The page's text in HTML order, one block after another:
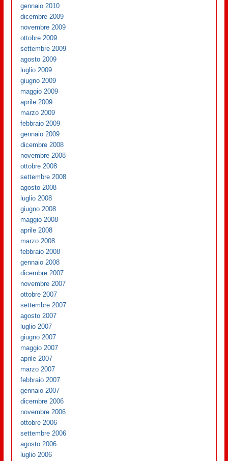
gennaio 2010
dicembre 2009
novembre 2009
ottobre 2009
settembre 2009
agosto 2009
luglio 2009
giugno 2009
maggio 2009
aprile 2009
marzo 2009
febbraio 2009
gennaio 2009
dicembre 2008
novembre 2008
ottobre 2008
settembre 2008
agosto 2008
luglio 2008
giugno 2008
maggio 2008
aprile 2008
marzo 2008
febbraio 2008
gennaio 2008
dicembre 2007
novembre 2007
ottobre 2007
settembre 2007
agosto 2007
luglio 2007
giugno 2007
maggio 2007
aprile 2007
marzo 2007
febbraio 2007
gennaio 2007
dicembre 2006
novembre 2006
ottobre 2006
settembre 2006
agosto 2006
luglio 2006